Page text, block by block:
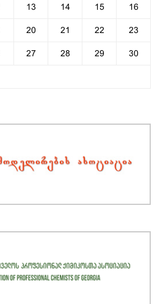
13 14 15 16
20 21 22 23
27 28 29 30